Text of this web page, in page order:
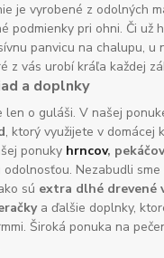
je vyrobené z odolných
podmienky pri ohni. Či už
panvicu na chalupu, u
z vás urobí kráľa každej
a doplnky
len o guláši. V našej
, ktorý využijete v domácej
ponuky hrncov,
odolnosťou. Nezabudli
sú extra dlhé drevené
a ďalšie doplnky,
Široká ponuka na